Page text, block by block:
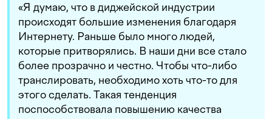
«Я думаю, что в диджейской индустрии
происходят большие изменения благодаря
Интернету. Раньше было много людей,
которые притворялись. В наши дни все стало
более прозрачно и честно. Чтобы что-либо
транслировать, необходимо хоть что-то для
этого сделать. Такая тенденция
поспособствовала повышению качества